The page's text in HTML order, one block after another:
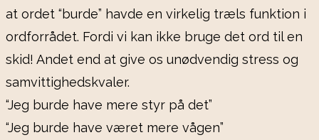
at ordet “burde” havde en virkelig træls funktion i
ordforrådet. Fordi vi kan ikke bruge det ord til en
skid! Andet end at give os unødvendig stress og
samvittighedskvaler.
“Jeg burde have mere styr på det”
“Jeg burde have været mere vågen”